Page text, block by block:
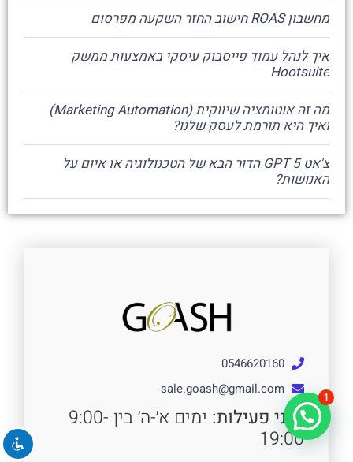
מחשבון ROAS חישוב החזר השקעה מפרסום
איך לנהל עמוד פייסבוק עיסקי באמצעות ממשק
Hootsuite
מה זה אוטומציה שיווקית (Marketing Automation)
ואיך היא תורמת לעסק שלנו?
צ'אט GPT 5 הדור הבא של הטכנולוגיה או איום על
האנושות?
0546620160
sale.goash@gmail.com
זמני פעילות: ימים א׳-ה׳ בין 9:00-
19:00
1
צריכים עזרה?